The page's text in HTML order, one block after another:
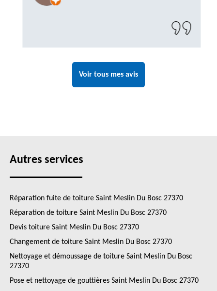
Voir tous mes avis
Autres services
Réparation fuite de toiture Saint Meslin Du Bosc 27370
Réparation de toiture Saint Meslin Du Bosc 27370
Devis toiture Saint Meslin Du Bosc 27370
Changement de toiture Saint Meslin Du Bosc 27370
Nettoyage et démoussage de toiture Saint Meslin Du Bosc
27370
Pose et nettoyage de gouttières Saint Meslin Du Bosc 27370